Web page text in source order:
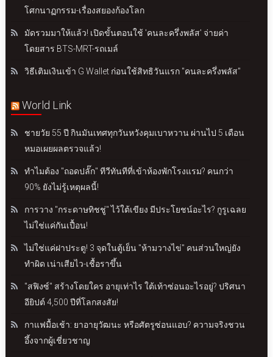
โศกนาฏกรรม-เรื่องสยองก้องโลก
มัดรวมมาให้แล้ว! เปิดขั้นตอนใช้ 'คนละครึ่งพลัส' จ่ายค่า
โดยสาร BTS-MRT-รถเมล์
วิธีเติมเงินเข้า G Wallet ก่อนใช้สิทธิวันแรก "คนละครึ่งพลัส"
World Link
ชายวัย 55 ปี กินมันเทศทุกวันหวังคุมเบาหวาน ผ่านไป 5 เดือน
หมอเผยผลตรวจแล้ว!
ทำไมต้อง "ถอดปลั๊ก" ทีวีทันทีที่เข้าห้องพักโรงแรม? คนกว่า
90% ยังไม่รู้เหตุผลนี้!
การวาง "กระดาษทิชชู่" ไว้ใต้เขียง มีประโยชน์อะไร? กูรูเฉลย
ไม่ใช่แค่กันเปื้อน!
ไม่ใช่แค่ฝาประตู! 3 จุดในตู้เย็น "ห้ามวางไข่" คนส่วนใหญ่ยัง
ทำผิด เน่าเสียไว-เชื้อราขึ้น
"สฟิงซ์" สร้างโดยใคร อายุเท่าไร ใต้เท้าซ่อนอะไรอยู่? ปริศนา
อียิปต์ 4,500 ปีที่โลกสงสัย!
กาแฟมื้อเช้า: ยาอายุวัฒนะ หรือศัตรูซ่อนแอบ? ความจริงชวน
อึ้งจากผู้เชี่ยวชาญ